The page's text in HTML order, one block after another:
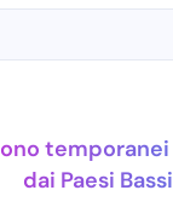
temporanei
dai Paesi Bassi